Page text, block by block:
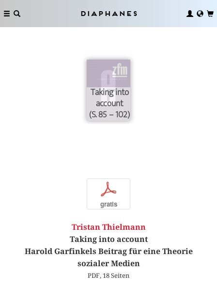
Diaphanes
Taking into
account
(S. 85 – 102)
p
gratis
Tristan Thielmann
Taking into account
Harold Garfinkels Beitrag für eine Theorie
sozialer Medien
PDF, 18 Seiten